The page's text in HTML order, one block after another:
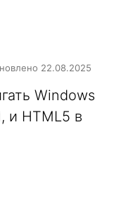
22.08.2025
Windows
и HTML5 в